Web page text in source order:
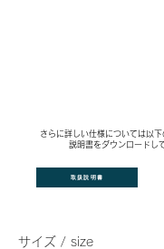
さらに詳しい仕様については以下
説明書をダウンロードし
取扱説明書
サイズ / size